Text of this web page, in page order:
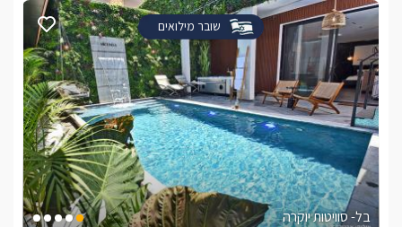
שובר מילואים
בל- סוויטות יוקרה